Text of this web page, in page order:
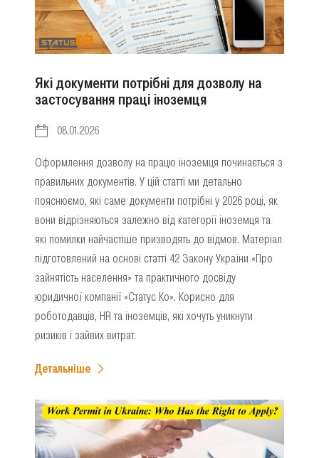
Які документи потрібні для дозволу на
застосування праці іноземця
08.01.2026
Оформлення дозволу на працю іноземця починається з
правильних документів. У цій статті ми детально
пояснюємо, які саме документи потрібні у 2026 році, як
вони відрізняються залежно від категорії іноземця та
які помилки найчастіше призводять до відмов. Матеріал
підготовлений на основі статті 42 Закону України «Про
зайнятість населення» та практичного досвіду
юридичної компанії «Статус Ко». Корисно для
роботодавців, HR та іноземців, які хочуть уникнути
ризиків і зайвих витрат.
Детальніше